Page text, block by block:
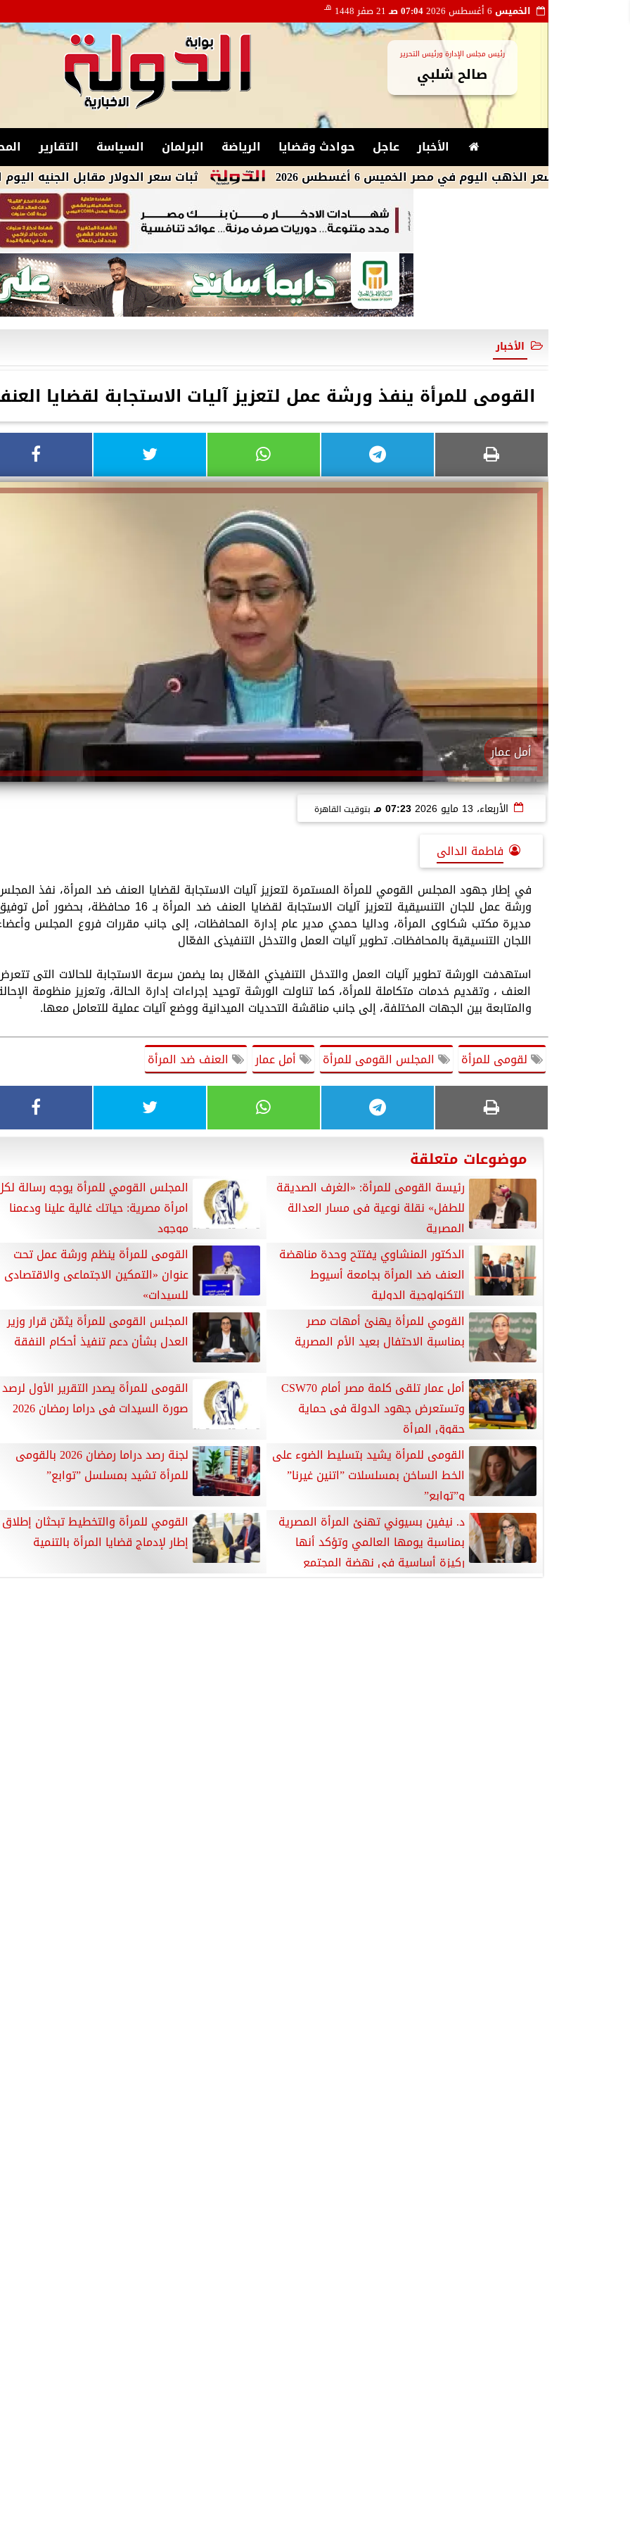
الخميس 07:04 صـ 21 صفر 1448 هـ
رئيس مجلس الإدارة ورئيس التحرير
صالح شلبي
الأخبار عاجل حوادث وقضايا الرياضة البرلمان السياسة التقارير
ثبات سعر الدولار مقابل الجنيه اليوم الخميس 6-8-2026 فى البنوك
سعر الذهب اليوم في مصر الخميس 6 أغسطس 2026
الأخبار
القومى للمرأة ينفذ ورشة عمل لتعزيز آليات الاستجابة لقضايا
أمل عمار
الأربعاء، 13 مايو 2026 07:23 مـ بتوقيت القاهرة
فاطمة الدالى
في إطار جهود المجلس القومي للمرأة المستمرة لتعزيز آليات الاستجابة لقضايا العنف ضد المرأة، نفذ
ورشة عمل للجان التنسيقية لتعزيز آليات الاستجابة لقضايا العنف ضد المرأة بـ 16 محافظة، بحضور أمل
مديرة مكتب شكاوى المرأة، وداليا حمدي مدير عام إدارة المحافظات، إلى جانب مقررات فروع المجلس
اللجان التنسيقية بالمحافظات. تطوير آليات العمل والتدخل التنفيذى الفعّال
استهدفت الورشة تطوير آليات العمل والتدخل التنفيذي الفعّال بما يضمن سرعة الاستجابة للحالات التى
العنف ، وتقديم خدمات متكاملة للمرأة، كما تناولت الورشة توحيد إجراءات إدارة الحالة، وتعزيز منظومة
والمتابعة بين الجهات المختلفة، إلى جانب مناقشة التحديات الميدانية ووضع آليات عملية للتعامل معها.
لقومى للمرأة المجلس القومى للمرأة أمل عمار العنف ضد المرأة
موضوعات متعلقة
رئيسة القومى للمرأة: «الغرف الصديقة
للطفل» نقلة نوعية فى مسار العدالة
المصرية
المجلس القومي للمرأة يوجه رسالة
امرأة مصرية: حياتك غالية علينا ودعمنا
موجود
الدكتور المنشاوي يفتتح وحدة مناهضة
العنف ضد المرأة بجامعة أسيوط
التكنولوجية الدولية
القومى للمرأة ينظم ورشة عمل تحت
عنوان «التمكين الاجتماعى والاقتصادى
للسيدات»
القومي للمرأة يهنئ أمهات مصر
بمناسبة الاحتفال بعيد الأم المصرية
المجلس القومى للمرأة يثمّن قرار وزير
العدل بشأن دعم تنفيذ أحكام النفقة
أمل عمار تلقى كلمة مصر أمام CSW70
وتستعرض جهود الدولة فى حماية
حقوق المرأة
القومى للمرأة يصدر التقرير الأول لرصد
صورة السيدات فى دراما رمضان 2026
القومى للمرأة يشيد بتسليط الضوء على
الخط الساخن بمسلسلات ”اتنين غيرنا”
و”توابع”
لجنة رصد دراما رمضان 2026 بالقومى
للمرأة تشيد بمسلسل ”توابع”
د. نيفين بسيوني تهنئ المرأة المصرية
بمناسبة يومها العالمي وتؤكد أنها
ركيزة أساسية في نهضة المجتمع
القومي للمرأة والتخطيط تبحثان إطلاق
إطار لإدماج قضايا المرأة بالتنمية